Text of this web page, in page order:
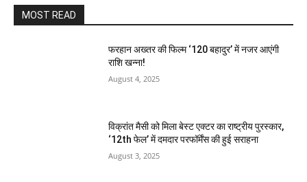
MOST READ
फरहान अख्तर की फिल्म ‘120 बहादुर’ में नजर आएंगी
राशि खन्ना!
August 4, 2025
विक्रांत मैसी को मिला बेस्ट एक्टर का राष्ट्रीय पुरस्कार,
‘12th फेल’ में दमदार परफॉर्मेंस की हुई सराहना
August 3, 2025